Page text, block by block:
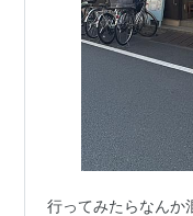
行ってみたらなんか